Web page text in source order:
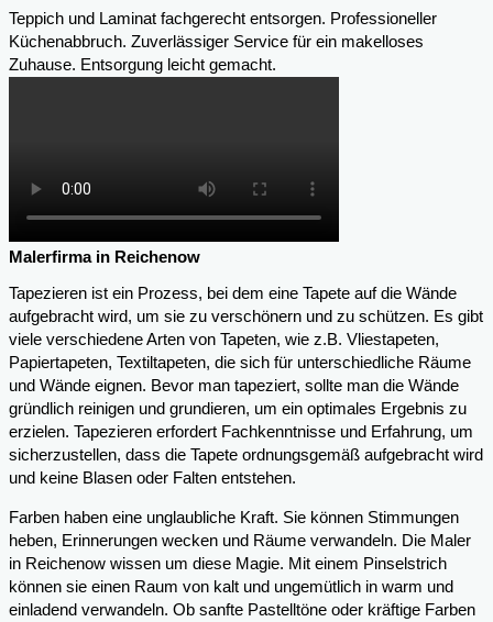
Teppich und Laminat fachgerecht entsorgen. Professioneller
Küchenabbruch. Zuverlässiger Service für ein makelloses
Zuhause. Entsorgung leicht gemacht.
Malerfirma in Reichenow
Tapezieren ist ein Prozess, bei dem eine Tapete auf die Wände
aufgebracht wird, um sie zu verschönern und zu schützen. Es gibt
viele verschiedene Arten von Tapeten, wie z.B. Vliestapeten,
Papiertapeten, Textiltapeten, die sich für unterschiedliche Räume
und Wände eignen. Bevor man tapeziert, sollte man die Wände
gründlich reinigen und grundieren, um ein optimales Ergebnis zu
erzielen. Tapezieren erfordert Fachkenntnisse und Erfahrung, um
sicherzustellen, dass die Tapete ordnungsgemäß aufgebracht wird
und keine Blasen oder Falten entstehen.
Farben haben eine unglaubliche Kraft. Sie können Stimmungen
heben, Erinnerungen wecken und Räume verwandeln. Die Maler
in Reichenow wissen um diese Magie. Mit einem Pinselstrich
können sie einen Raum von kalt und ungemütlich in warm und
einladend verwandeln. Ob sanfte Pastelltöne oder kräftige Farben